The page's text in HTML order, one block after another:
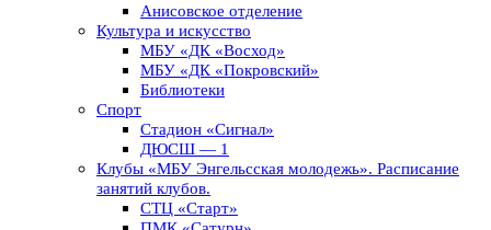
Анисовское отделение
Культура и искусство
МБУ «ДК «Восход»
МБУ «ДК «Покровский»
Библиотеки
Спорт
Стадион «Сигнал»
ДЮСШ — 1
Клубы «МБУ Энгельсская молодежь». Расписание
занятий клубов.
СТЦ «Старт»